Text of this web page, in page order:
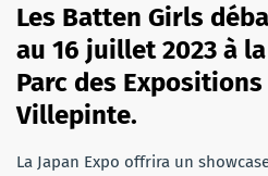
Les Batten Girls
au 16 juillet 2023 à
Parc des
Villepinte.
La Japan Expo offrira un